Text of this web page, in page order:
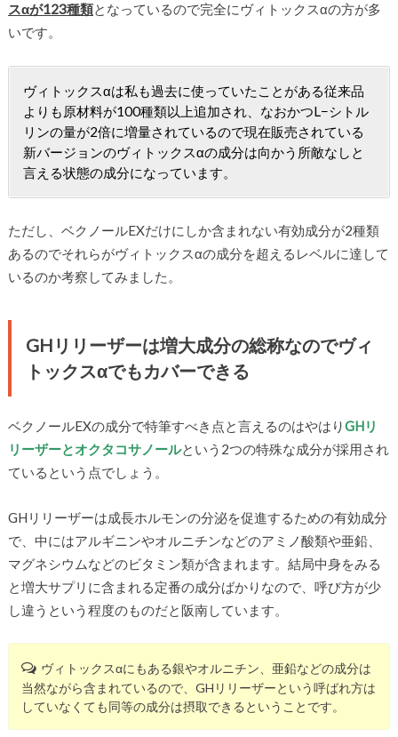
スαが123種類となっているので完全にヴィトックスαの方が多
いです。
ヴィトックスαは私も過去に使っていたことがある従来品
よりも原材料が100種類以上追加され、なおかつL−シトル
リンの量が2倍に増量されているので現在販売されている
新バージョンのヴィトックスαの成分は向かう所敵なしと
言える状態の成分になっています。
ただし、ベクノールEXだけにしか含まれない有効成分が2種類
あるのでそれらがヴィトックスαの成分を超えるレベルに達して
いるのか考察してみました。
GHリリーザーは増大成分の総称なのでヴィ
トックスαでもカバーできる
ベクノールEXの成分で特筆すべき点と言えるのはやはりGHリ
リーザーとオクタコサノールという2つの特殊な成分が採用され
ているという点でしょう。
GHリリーザーは成長ホルモンの分泌を促進するための有効成分
で、中にはアルギニンやオルニチンなどのアミノ酸類や亜鉛、
マグネシウムなどのビタミン類が含まれます。結局中身をみる
と増大サプリに含まれる定番の成分ばかりなので、呼び方が少
し違うという程度のものだと阪南しています。
ヴィトックスαにもある銀やオルニチン、亜鉛などの成分は
当然ながら含まれているので、GHリリーザーという呼ばれ方は
していなくても同等の成分は摂取できるということです。